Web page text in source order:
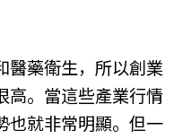
醫藥衛生，所以創業
高。當這些產業行情
也就非常明顯。但一